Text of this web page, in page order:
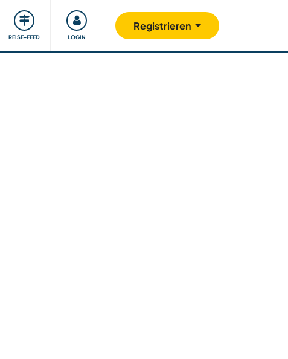
REISE-FEED LOGIN
Registrieren
Unsere Community Gutes tun